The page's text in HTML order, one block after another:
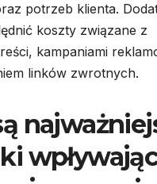
potrzeb klienta.
koszty związane z
kampaniami
linków zwrotnych.